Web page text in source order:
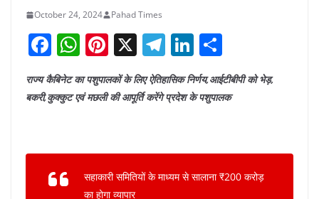
October 24, 2024 Pahad Times
F
a
c
e
o
o
W
at
p
p
Pi
nt
er
X T
el
e
gr
m
Li
n
k
e
n
h
ar
राज्य कैबिनेट का पशुपालकों के लिए ऐतिहासिक निर्णय,आईटीबीपी को भेड़,
बकरी,कुक्कुट एवं मछली की आपूर्ति करेंगे प्रदेश के पशुपालक
सहाकारी समितियों के माध्यम से सालाना ₹200 करोड़
का होगा व्यापार